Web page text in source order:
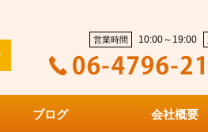
営業時間 10:00～19:00
ブログ 会社概要